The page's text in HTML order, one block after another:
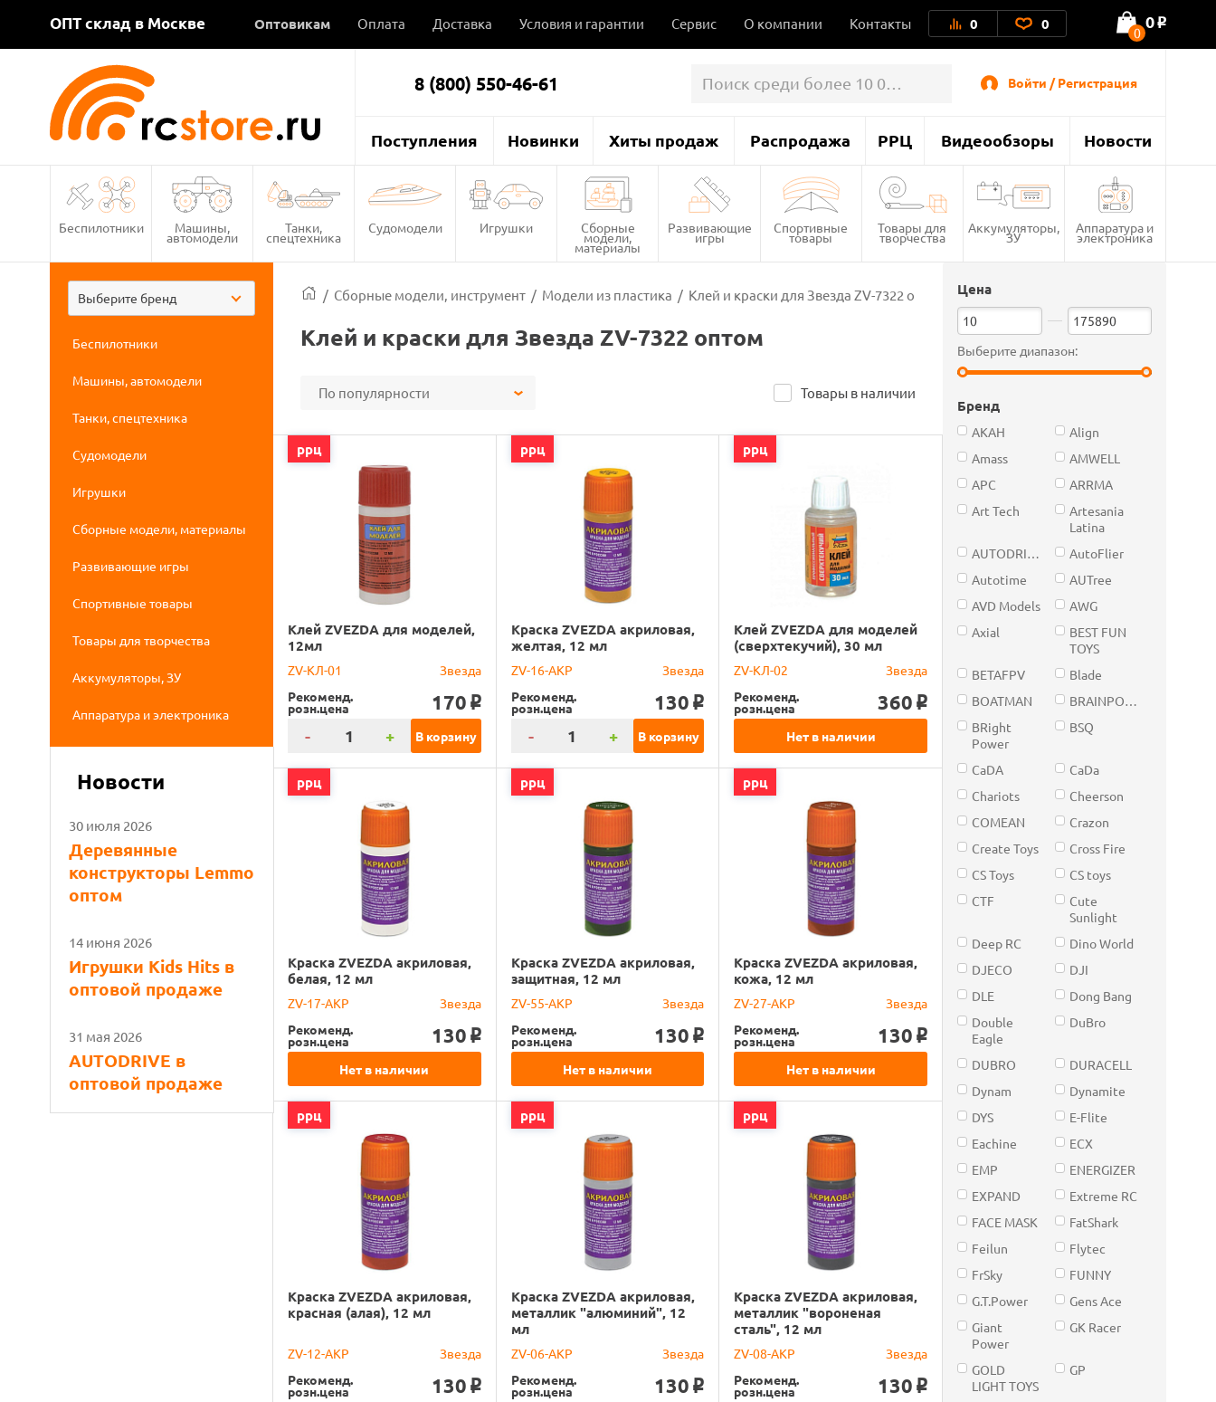
ОПТ склад в Москве Оптовикам Оплата Доставка Условия и гарантии Сервис О компании Контакты 0 0 0
0 o
8 (800) 550-46-61 Войти / Регистрация
Поступления Новинки Хиты продаж Распродажа РРЦ Видеообзоры Новости
Беспилотники Машины,
автомодели
Танки,
спецтехника
Судомодели Игрушки Сборные
модели,
материалы
Развивающие
игры
Спортивные
товары
Товары для
творчества
Аккумуляторы,
ЗУ
Аппаратура и
электроника
Выберите бренд
Беспилотники
Машины, автомодели
Танки, спецтехника
Судомодели
Игрушки
Сборные модели, материалы
Развивающие игры
Спортивные товары
Товары для творчества
Аккумуляторы, ЗУ
Аппаратура и электроника
Новости
30 июля 2026
Деревянные
конструкторы Lemmo
оптом
14 июня 2026
Игрушки Kids Hits в
оптовой продаже
31 мая 2026
AUTODRIVE в
оптовой продаже
Цена
Выберите диапазон:
Бренд
AKAH
Align
Amass
AMWELL
APC
ARRMA
Art Tech
Artesania
Latina
AUTODRIVE
AutoFlier
Autotime
AUTree
AVD Models
AWG
Axial
BEST FUN
TOYS
BETAFPV
Blade
BOATMAN
BRAINPOWER
BRight
Power
BSQ
CaDA
CaDa
Chariots
Cheerson
COMEAN
Crazon
Create Toys
Cross Fire
CS Toys
CS toys
CTF
Cute
Sunlight
Deep RC
Dino World
DJECO
DJI
DLE
Dong Bang
Double
Eagle
DuBro
DUBRO
DURACELL
Dynam
Dynamite
DYS
E-Flite
Eachine
ECX
EMP
ENERGIZER
EXPAND
Extreme RC
FACE MASK
FatShark
Feilun
Flytec
FrSky
FUNNY
G.T.Power
Gens Ace
Giant
Power
GK Racer
GOLD
LIGHT TOYS
GP
/ Сборные модели, инструмент / Модели из пластика / Клей и краски для Звезда ZV-7322 оптом
Клей и краски для Звезда ZV-7322 оптом
По популярности Товары в наличии
ррц
Клей ZVEZDA для моделей,
12мл
ZV-КЛ-01
Звезда
Рекоменд.
розн.цена 170 o
- + В корзину
ррц
Краска ZVEZDA акриловая,
желтая, 12 мл
ZV-16-АКР
Звезда
Рекоменд.
розн.цена 130 o
- + В корзину
ррц
Клей ZVEZDA для моделей
(сверхтекучий), 30 мл
ZV-КЛ-02
Звезда
Рекоменд.
розн.цена 360 o
Нет в наличии
ррц
Краска ZVEZDA акриловая,
белая, 12 мл
ZV-17-АКР
Звезда
Рекоменд.
розн.цена 130 o
Нет в наличии
ррц
Краска ZVEZDA акриловая,
защитная, 12 мл
ZV-55-АКР
Звезда
Рекоменд.
розн.цена 130 o
Нет в наличии
ррц
Краска ZVEZDA акриловая,
кожа, 12 мл
ZV-27-АКР
Звезда
Рекоменд.
розн.цена 130 o
Нет в наличии
ррц
Краска ZVEZDA акриловая,
красная (алая), 12 мл
ZV-12-АКР
Звезда
Рекоменд.
розн.цена 130 o
ррц
Краска ZVEZDA акриловая,
металлик "алюминий", 12
мл
ZV-06-АКР
Звезда
Рекоменд.
розн.цена 130 o
ррц
Краска ZVEZDA акриловая,
металлик "вороненая
сталь", 12 мл
ZV-08-АКР
Звезда
Рекоменд.
розн.цена 130 o